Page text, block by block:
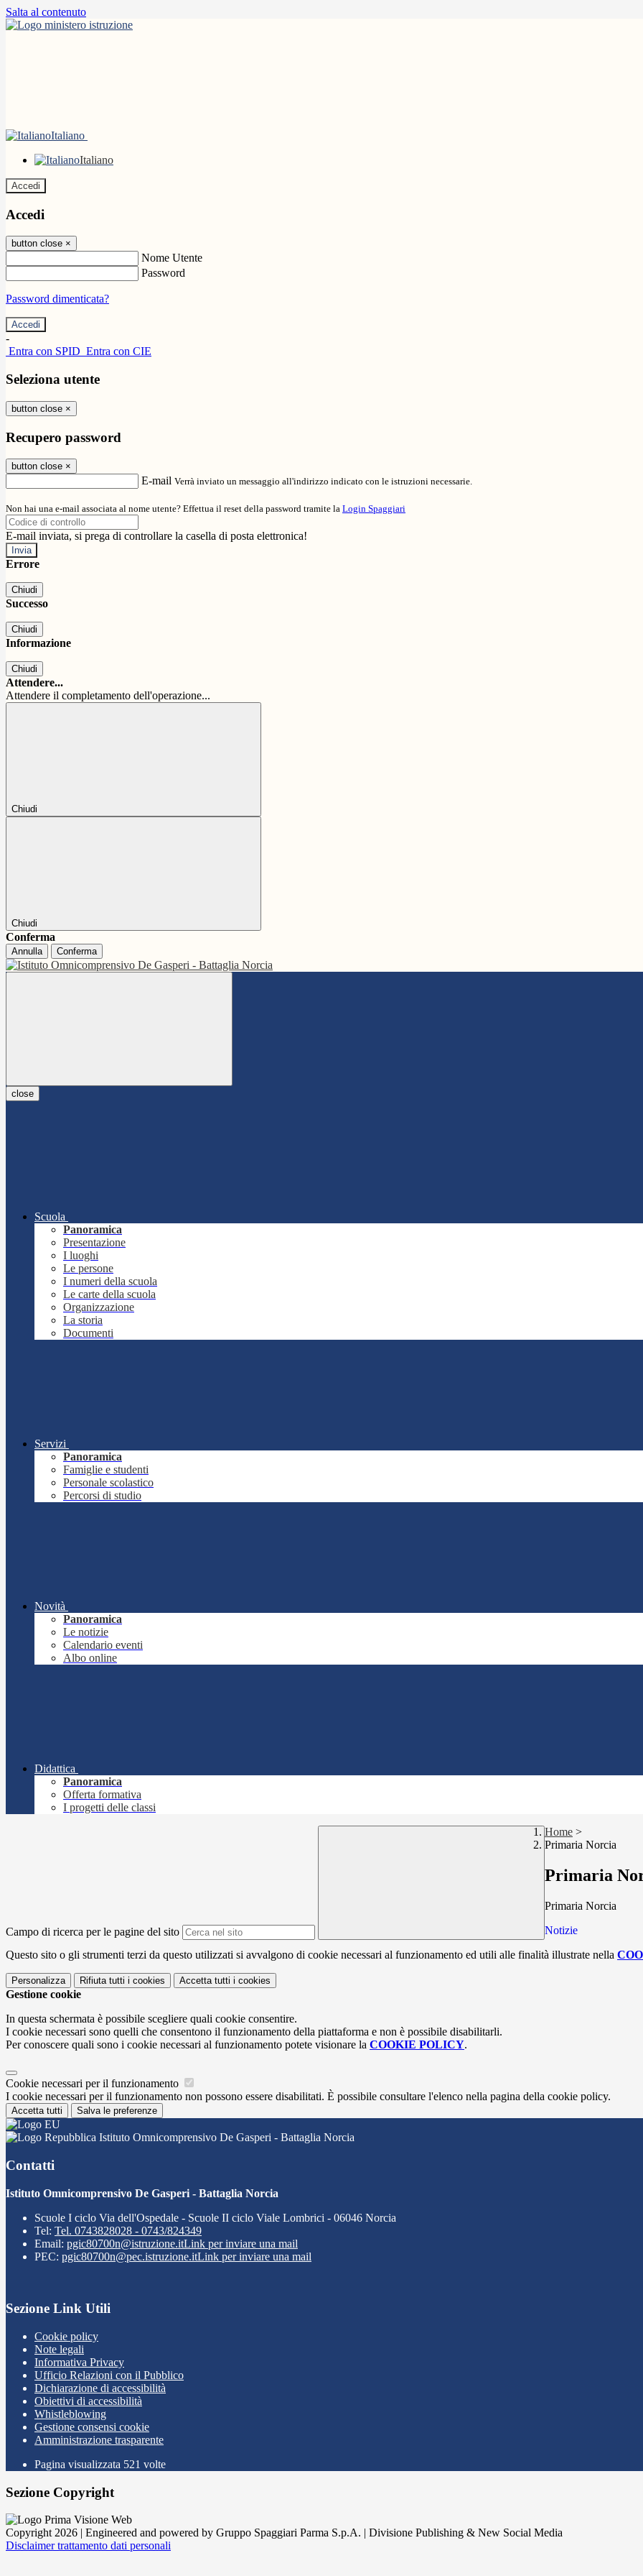
Salta al contenuto
Italiano
Italiano
Accedi
Accedi
button close ×
Nome Utente
Password
Password dimenticata?
-
Entra con SPID Entra con CIE
Seleziona utente
button close ×
Recupero password
button close ×
E-mail Verrà inviato un messaggio all'indirizzo indicato con le istruzioni necessarie.
Non hai una e-mail associata al nome utente? Effettua il reset della password tramite la Login Spaggiari
E-mail inviata, si prega di controllare la casella di posta elettronica!
Errore
Chiudi
Successo
Chiudi
Informazione
Chiudi
Attendere...
Attendere il completamento dell'operazione...
Chiudi
Chiudi
Conferma
Annulla Conferma
close
Scuola
Panoramica
Presentazione
I luoghi
Le persone
I numeri della scuola
Le carte della scuola
Organizzazione
La storia
Documenti
Servizi
Panoramica
Famiglie e studenti
Personale scolastico
Percorsi di studio
Novità
Panoramica
Le notizie
Calendario eventi
Albo online
Didattica
Panoramica
Offerta formativa
I progetti delle classi
Campo di ricerca per le pagine del sito
Home >
Primaria Norcia
Primaria
Primaria Norcia
Notizie
Questo sito o gli strumenti terzi da questo utilizzati si avvalgono di cookie necessari al funzionamento ed utili alle finalità illustrate nella
Personalizza Rifiuta tutti i cookies Accetta tutti i cookies
Gestione cookie
In questa schermata è possibile scegliere quali cookie consentire.
I cookie necessari sono quelli che consentono il funzionamento della piattaforma e non è possibile disabilitarli.
Per conoscere quali sono i cookie necessari al funzionamento potete visionare la COOKIE POLICY.
Cookie necessari per il funzionamento
I cookie necessari per il funzionamento non possono essere disabilitati. È possibile consultare l'elenco nella pagina della cookie policy.
Accetta tutti Salva le preferenze
Istituto Omnicomprensivo De Gasperi - Battaglia Norcia
Contatti
Istituto Omnicomprensivo De Gasperi - Battaglia Norcia
Scuole I ciclo Via dell'Ospedale - Scuole II ciclo Viale Lombrici - 06046 Norcia
Tel: Tel. 0743828028 - 0743/824349
Email: pgic80700n@istruzione.itLink per inviare una mail
PEC: pgic80700n@pec.istruzione.itLink per inviare una mail
Sezione Link Utili
Cookie policy
Note legali
Informativa Privacy
Ufficio Relazioni con il Pubblico
Dichiarazione di accessibilità
Obiettivi di accessibilità
Whistleblowing
Gestione consensi cookie
Amministrazione trasparente
Pagina visualizzata 521 volte
Sezione Copyright
Copyright 2026 | Engineered and powered by Gruppo Spaggiari Parma S.p.A. | Divisione Publishing & New Social Media
Disclaimer trattamento dati personali